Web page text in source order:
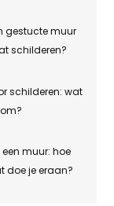
gestucte muur
schilderen?
schilderen: wat
muur: hoe
doe je eraan?